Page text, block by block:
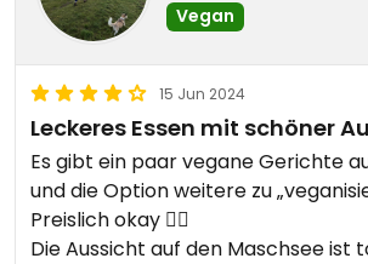
Updated from previous review on
Vegan
15 Jun 2024
Leckeres Essen mit schöner
Es gibt ein paar vegane Gerichte
und die Option weitere zu
Preislich okay 👍🏼
Die Aussicht auf den Maschsee ist